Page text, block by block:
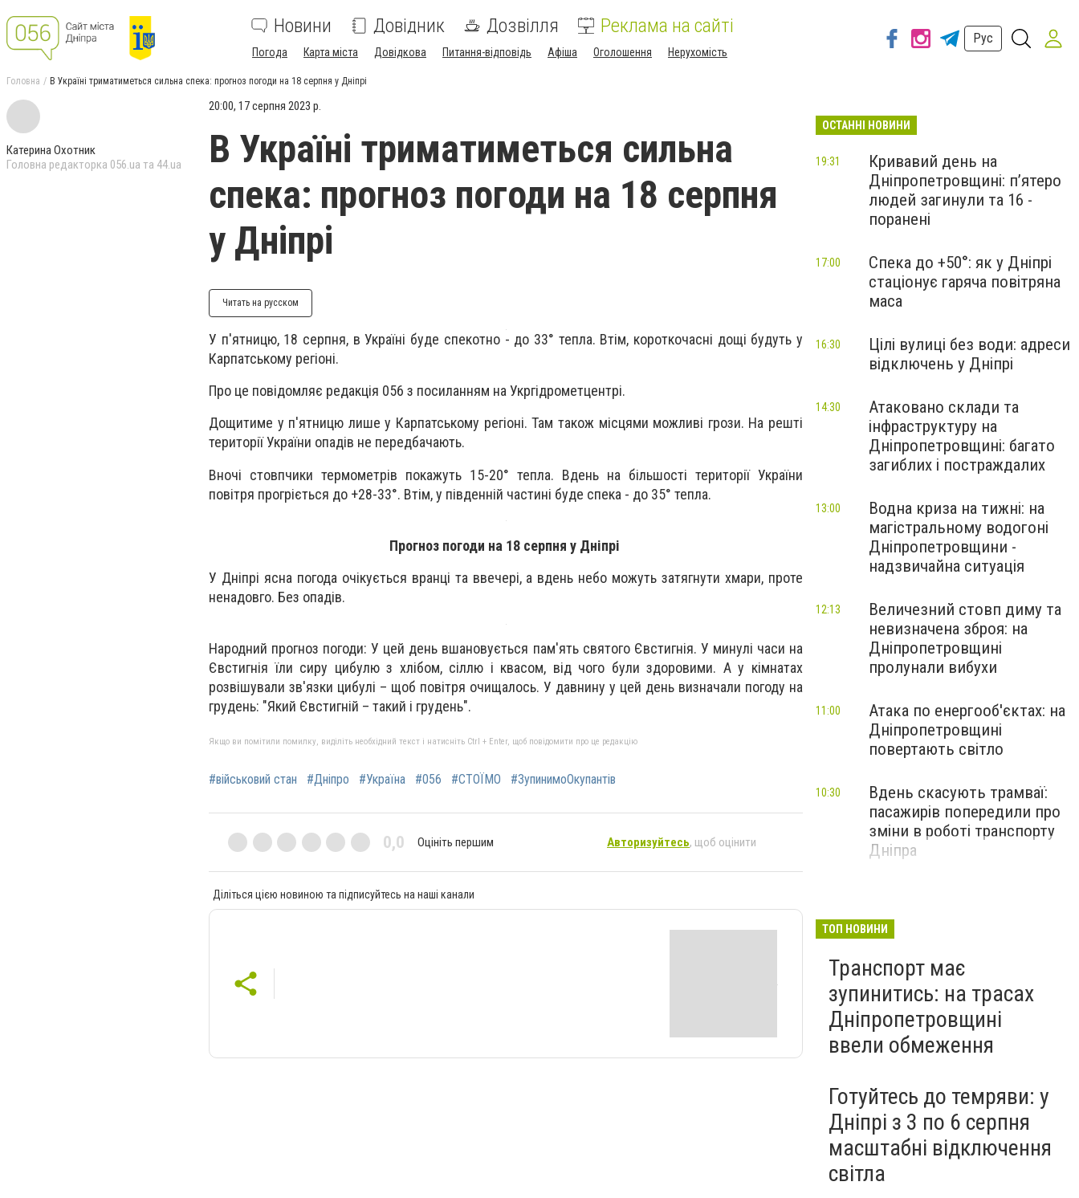
Новини Довідник Дозвілля Реклама на сайті
Погода Карта міста Довідкова Питання-відповідь Афіша Оголошення Нерухомість
Рус
Головна В Україні триматиметься сильна спека: прогноз погоди на 18 серпня у Дніпрі
Катерина Охотник
Головна редакторка 056.ua та 44.ua
20:00, 17 серпня 2023 р.
В Україні триматиметься сильна
спека: прогноз погоди на 18 серпня
у Дніпрі
Читать на русском
У п'ятницю, 18 серпня, в Україні буде спекотно - до 33° тепла. Втім, короткочасні дощі будуть у
Карпатському регіоні.
Про це повідомляє редакція 056 з посиланням на Укргідрометцентрі.
Дощитиме у п'ятницю лише у Карпатському регіоні. Там також місцями можливі грози. На решті
території України опадів не передбачають.
Вночі стовпчики термометрів покажуть 15-20° тепла. Вдень на більшості території України
повітря прогріється до +28-33°. Втім, у південній частині буде спека - до 35° тепла.
Прогноз погоди на 18 серпня у Дніпрі
У Дніпрі ясна погода очікується вранці та ввечері, а вдень небо можуть затягнути хмари, проте
ненадовго. Без опадів.
Народний прогноз погоди: У цей день вшановується пам'ять святого Євстигнія. У минулі часи на
Євстигнія їли сиру цибулю з хлібом, сіллю і квасом, від чого були здоровими. А у кімнатах
розвішували зв'язки цибулі – щоб повітря очищалось. У давнину у цей день визначали погоду на
грудень: "Який Євстигній – такий і грудень".
Якщо ви помітили помилку, виділіть необхідний текст і натисніть Ctrl + Enter, щоб повідомити про це редакцію
#військовий стан #Дніпро #Україна #056 #СТОЇМО #ЗупинимоОкупантів
0,0 Оцініть першим Авторизуйтесь, щоб оцінити
Діліться цією новиною та підписуйтесь на наші канали
ОСТАННІ НОВИНИ
Кривавий день на
Дніпропетровщині: п’ятеро
людей загинули та 16 -
поранені
19:31
Спека до +50°: як у Дніпрі
стаціонує гаряча повітряна
маса
17:00
Цілі вулиці без води: адреси
відключень у Дніпрі
16:30
Атаковано склади та
інфраструктуру на
Дніпропетровщині: багато
загиблих і постраждалих
14:30
Водна криза на тижні: на
магістральному водогоні
Дніпропетровщини -
надзвичайна ситуація
13:00
Величезний стовп диму та
невизначена зброя: на
Дніпропетровщині
пролунали вибухи
12:13
Атака по енергооб'єктах: на
Дніпропетровщині
повертають світло
11:00
Вдень скасують трамваї:
пасажирів попередили про
зміни в роботі транспорту
Дніпра
10:30
ТОП НОВИНИ
Транспорт має
зупинитись: на трасах
Дніпропетровщині
ввели обмеження
Готуйтесь до темряви: у
Дніпрі з 3 по 6 серпня
масштабні відключення
світла